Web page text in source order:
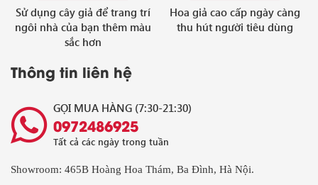
Sử dụng cây giả để trang trí
ngôi nhà của bạn thêm màu
sắc hơn
Hoa giả cao cấp ngày càng
thu hút người tiêu dùng
Thông tin liên hệ
GỌI MUA HÀNG (7:30-21:30)
0972486925
Tất cả các ngày trong tuần
Showroom: 465B Hoàng Hoa Thám, Ba Đình, Hà Nội.